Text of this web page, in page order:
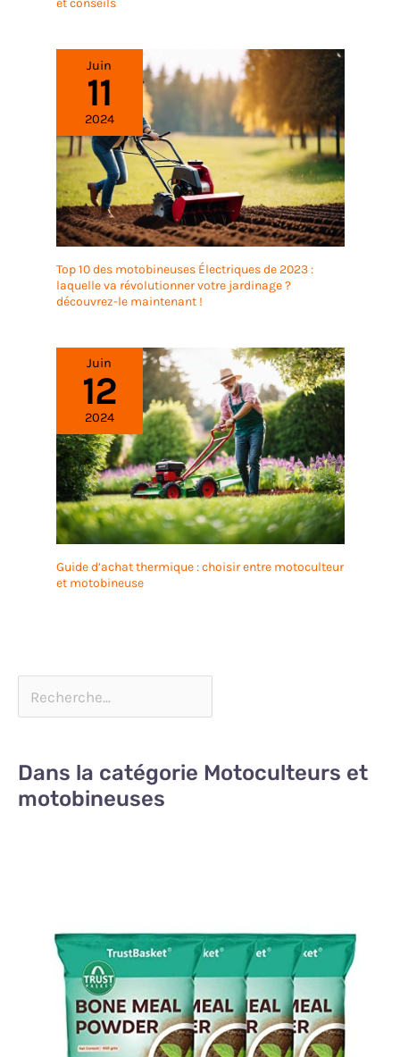
Juin
11
2024
Top 10 des motobineuses Électriques de 2023 :
laquelle va révolutionner votre jardinage ?
découvrez-le maintenant !
Juin
12
2024
Guide d’achat thermique : choisir entre motoculteur
et motobineuse
Dans la catégorie Motoculteurs et
motobineuses